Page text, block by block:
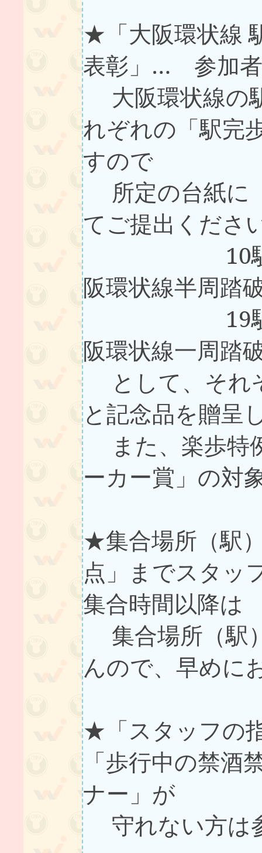
★「大阪環状線
表彰」… 参加者
大阪環状線の
れぞれの「駅完
すので
所定の台紙に
てご提出くださ
10駅を完
阪環状線半周踏
19駅を完
阪環状線一周踏
として、それ
と記念品を贈呈
また、楽歩特
ーカー賞」の対
★集合場所（駅
点」までスタッ
集合時間以降は
集合場所（駅
んので、早めに
★「スタッフの
「歩行中の禁酒
ナー」が
守れない方は